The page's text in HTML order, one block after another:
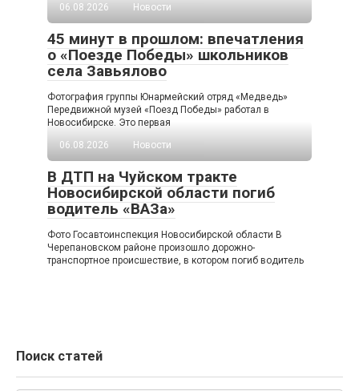
06.08.2026
Новости
45 минут в прошлом: впечатления
о «Поезде Победы» школьников
села Завьялово
Фотография группы Юнармейский отряд «Медведь»
Передвижной музей «Поезд Победы» работал в
Новосибирске. Это первая
06.08.2026
Новости
В ДТП на Чуйском тракте
Новосибирской области погиб
водитель «ВАЗа»
Фото Госавтоинспекция Новосибирской области В
Черепановском районе произошло дорожно-
транспортное происшествие, в котором погиб водитель
Поиск статей